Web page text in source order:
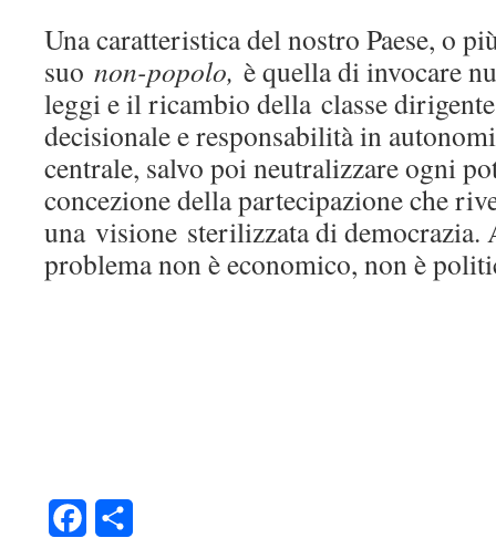
Una caratteristica del nostro Paese, o
suo non-popolo, è quella di invocare
leggi e il ricambio della classe
decisionale e responsabilità in
centrale, salvo poi neutralizzare ogni
concezione della partecipazione che
una visione sterilizzata di democrazia.
problema non è economico, non è
Facebook